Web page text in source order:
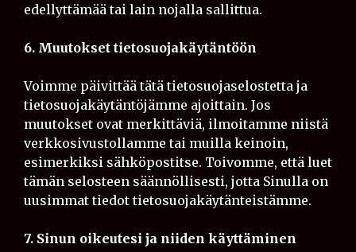
edellyttämää tai lain nojalla sallittua.
6. Muutokset tietosuojakäytäntöön
Voimme päivittää tätä tietosuojaselostetta ja
tietosuojakäytäntöjämme ajoittain. Jos
muutokset ovat merkittäviä, ilmoitamme niistä
verkkosivustollamme tai muilla keinoin,
esimerkiksi sähköpostitse. Toivomme, että luet
tämän selosteen säännöllisesti, jotta Sinulla on
uusimmat tiedot tietosuojakäytänteistämme.
7. Sinun oikeutesi ja niiden käyttäminen